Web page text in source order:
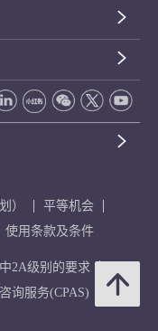
）
平等机会
使用条款及条件
2A级别的要求
询服务(CPAS)